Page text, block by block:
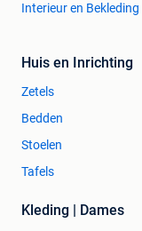
Interieur en Bekleding
Huis en Inrichting
Zetels
Bedden
Stoelen
Tafels
Kleding | Dames